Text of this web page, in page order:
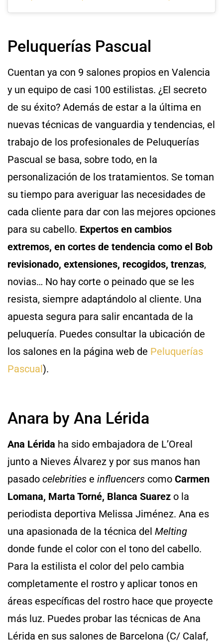
Peluquerías Pascual
Cuentan ya con 9 salones propios en Valencia
y un equipo de casi 100 estilistas. ¿El secreto
de su éxito? Además de estar a la última en
nuevas técnicas de vanguardia y tendencias, el
trabajo de los profesionales de Peluquerías
Pascual se basa, sobre todo, en la
personalización de los tratamientos. Se toman
su tiempo para averiguar las necesidades de
cada cliente para dar con las mejores opciones
para su cabello. Expertos en cambios
extremos, en cortes de tendencia como el Bob
revisionado, extensiones, recogidos, trenzas,
novias… No hay corte o peinado que se les
resista, siempre adaptándolo al cliente. Una
apuesta segura para salir encantada de la
peluquería. Puedes consultar la ubicación de
los salones en la página web de Peluquerías
Pascual).
Anara by Ana Lérida
Ana Lérida ha sido embajadora de L’Oreal
junto a Nieves Álvarez y por sus manos han
pasado celebrities e influencers como Carmen
Lomana, Marta Torné, Blanca Suarez o la
periodista deportiva Melissa Jiménez. Ana es
una apasionada de la técnica del Melting
donde funde el color con el tono del cabello.
Para la estilista el color del pelo cambia
completamente el rostro y aplicar tonos en
áreas específicas del rostro hace que proyecte
más luz. Puedes probar las técnicas de Ana
Lérida en sus salones de Barcelona (C/ Calaf,